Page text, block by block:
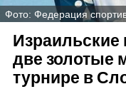
Фото: Федерация
Израильские
две золотые
турнире в